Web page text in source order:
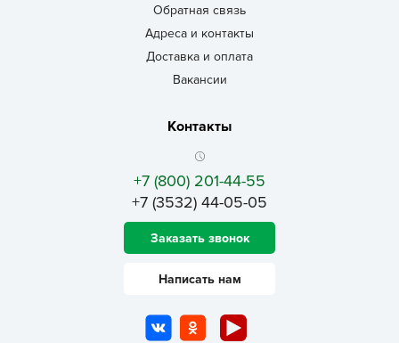
Обратная связь
Адреса и контакты
Доставка и оплата
Вакансии
Контакты
+7 (800) 201-44-55
+7 (3532) 44-05-05
Заказать звонок
Написать нам